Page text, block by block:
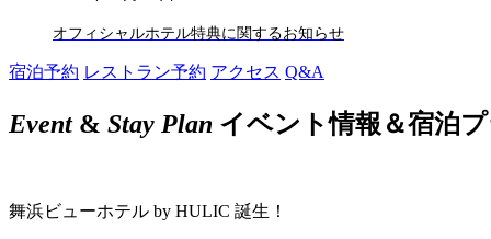
オフィシャルホテル特典に関するお知らせ
宿泊予約 レストラン予約 アクセス Q&A
Event& Stay Plan イベント情報＆宿泊
舞浜ビューホテル by HULIC 誕生！